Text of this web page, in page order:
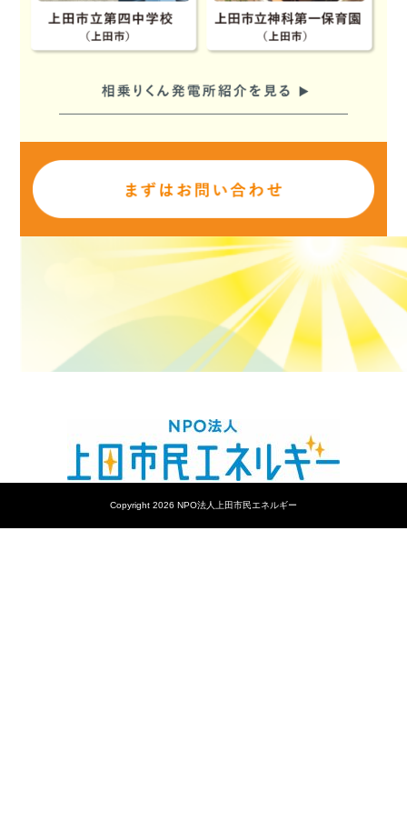
Copyright 2026 NPO法人上田市民エネルギー